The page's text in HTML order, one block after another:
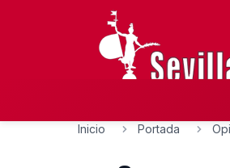
Inicio Portada